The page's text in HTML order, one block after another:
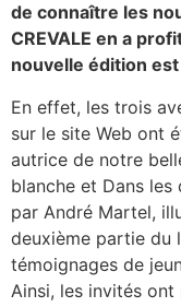
de connaître les
CREVALE en a
nouvelle édition
En effet, les trois
sur le site Web ont
autrice de notre
blanche et Dans
par André Martel,
deuxième partie du
témoignages de
Ainsi, les invités